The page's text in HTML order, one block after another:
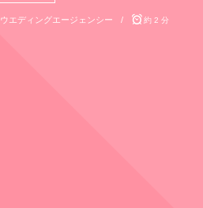
ウエディングエージェンシー 約 2 分